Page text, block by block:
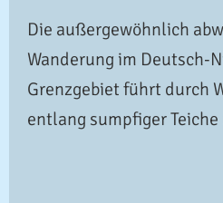
Die außergewöhnlich
Wanderung im Deutsch-
Grenzgebiet führt durch
entlang sumpfiger